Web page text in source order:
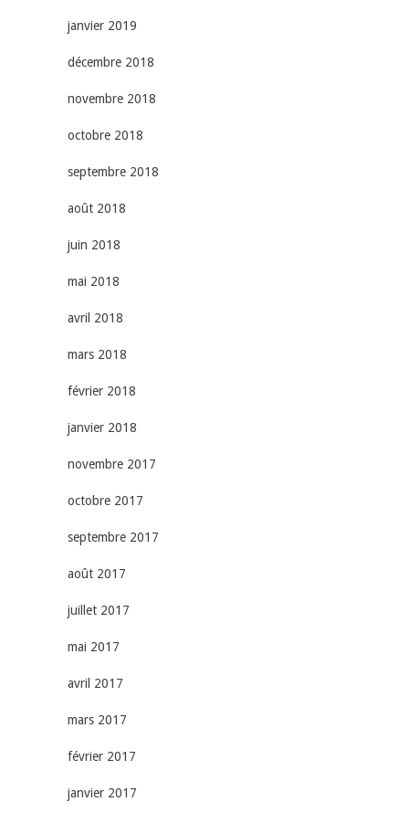
janvier 2019
décembre 2018
novembre 2018
octobre 2018
septembre 2018
août 2018
juin 2018
mai 2018
avril 2018
mars 2018
février 2018
janvier 2018
novembre 2017
octobre 2017
septembre 2017
août 2017
juillet 2017
mai 2017
avril 2017
mars 2017
février 2017
janvier 2017